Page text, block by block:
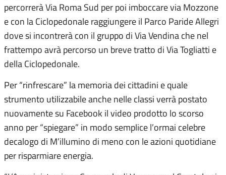
percorrerà Via Roma Sud per poi imboccare via Mozzone
e con la Ciclopedonale raggiungere il Parco Paride Allegri
dove si incontrerà con il gruppo di Via Vendina che nel
frattempo avrà percorso un breve tratto di Via Togliatti e
della Ciclopedonale.
Per “rinfrescare” la memoria dei cittadini e quale
strumento utilizzabile anche nelle classi verrà postato
nuovamente su Facebook il video prodotto lo scorso
anno per “spiegare” in modo semplice l’ormai celebre
decalogo di M’illumino di meno con le azioni quotidiane
per risparmiare energia.